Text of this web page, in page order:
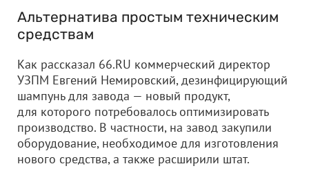
Альтернатива простым техническим
средствам
Как рассказал 66.RU коммерческий директор
УЗПМ Евгений Немировский, дезинфицирующий
шампунь для завода — новый продукт,
для которого потребовалось оптимизировать
производство. В частности, на завод закупили
оборудование, необходимое для изготовления
нового средства, а также расширили штат.